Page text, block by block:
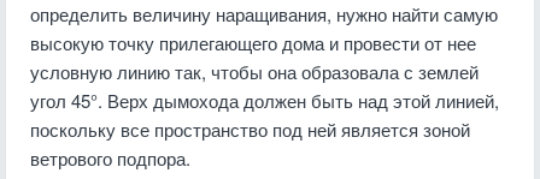
определить величину наращивания, нужно найти самую
высокую точку прилегающего дома и провести от нее
условную линию так, чтобы она образовала с землей
угол 45°. Верх дымохода должен быть над этой линией,
поскольку все пространство под ней является зоной
ветрового подпора.